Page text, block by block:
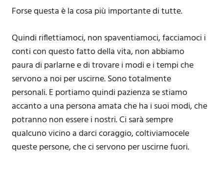
Forse questa è la cosa più importante di tutte.
Quindi riflettiamoci, non spaventiamoci, facciamoci i
conti con questo fatto della vita, non abbiamo
paura di parlarne e di trovare i modi e i tempi che
servono a noi per uscirne. Sono totalmente
personali. E portiamo quindi pazienza se stiamo
accanto a una persona amata che ha i suoi modi, che
potranno non essere i nostri. Ci sarà sempre
qualcuno vicino a darci coraggio, coltiviamocele
queste persone, che ci servono per uscirne fuori.